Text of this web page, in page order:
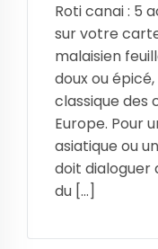
Roti canai : 5
sur votre
malaisien
doux ou
classique des
Europe. Pour
asiatique ou
doit dialoguer
du […]